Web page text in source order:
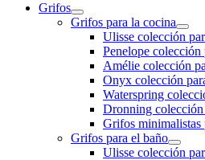
Grifos
Grifos para la cocina
Ulisse colección
Penelope colección
Amélie colección
Onyx colección
Waterspring
Dronning colección
Grifos minimalistas
Grifos para el baño
Ulisse colección